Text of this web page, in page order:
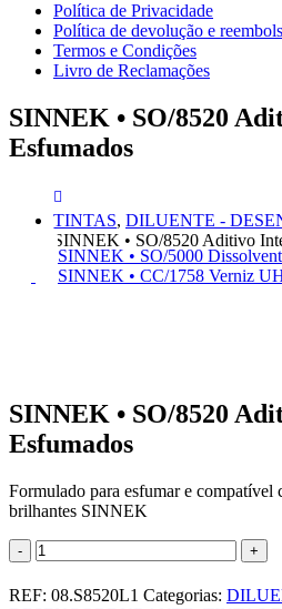
Política de Privacidade
Política de devolução e
Termos e Condições
Livro de Reclamações
SINNEK • SO/8520
Esfumados
TINTAS, DILUENTE -
SINNEK • SO/8520 Aditivo
SINNEK • SO/5000
SINNEK • CC/1758 Verniz
SINNEK • SO/8520
Esfumados
Formulado para esfumar e compatível
brilhantes SINNEK
- +
REF: 08.S8520L1 Categorias: